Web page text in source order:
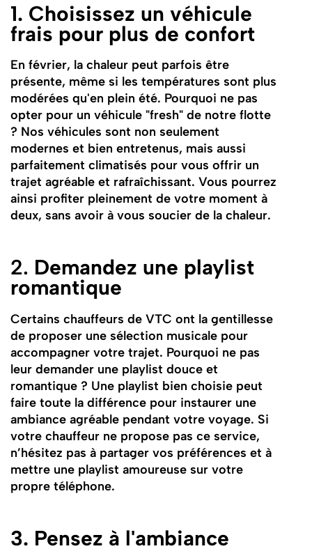
1. Choisissez un véhicule
frais pour plus de confort
En février, la chaleur peut parfois être
présente, même si les températures sont plus
modérées qu'en plein été. Pourquoi ne pas
opter pour un véhicule "fresh" de notre flotte
? Nos véhicules sont non seulement
modernes et bien entretenus, mais aussi
parfaitement climatisés pour vous offrir un
trajet agréable et rafraîchissant. Vous pourrez
ainsi profiter pleinement de votre moment à
deux, sans avoir à vous soucier de la chaleur.
2. Demandez une playlist
romantique
Certains chauffeurs de VTC ont la gentillesse
de proposer une sélection musicale pour
accompagner votre trajet. Pourquoi ne pas
leur demander une playlist douce et
romantique ? Une playlist bien choisie peut
faire toute la différence pour instaurer une
ambiance agréable pendant votre voyage. Si
votre chauffeur ne propose pas ce service,
n’hésitez pas à partager vos préférences et à
mettre une playlist amoureuse sur votre
propre téléphone.
3. Pensez à l'ambiance